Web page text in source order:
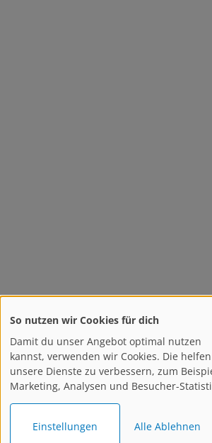
So nutzen wir Cookies für dich
Damit du unser Angebot optimal nutzen
kannst, verwenden wir Cookies. Die
unsere Dienste zu verbessern, zum
Marketing, Analysen und Besucher-
Einstellungen Alle Ablehnen